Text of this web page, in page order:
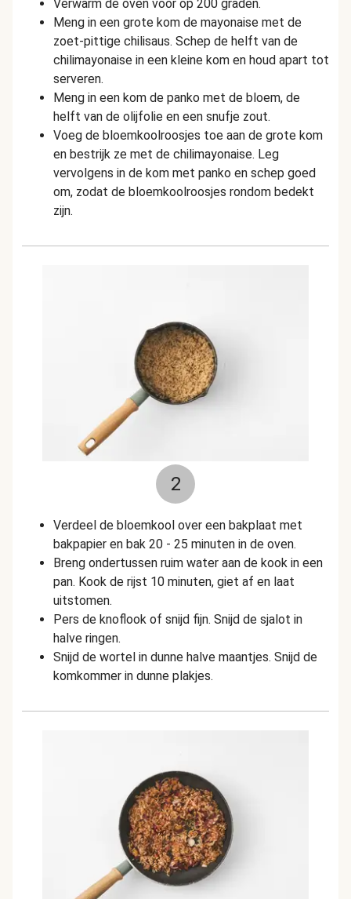
Verwarm de oven voor op 200 graden.
Meng in een grote kom de mayonaise met de
zoet-pittige chilisaus. Schep de helft van de
chilimayonaise in een kleine kom en houd apart tot
serveren.
Meng in een kom de panko met de bloem, de
helft van de olijfolie en een snufje zout.
Voeg de bloemkoolroosjes toe aan de grote kom
en bestrijk ze met de chilimayonaise. Leg
vervolgens in de kom met panko en schep goed
om, zodat de bloemkoolroosjes rondom bedekt
zijn.
2
Verdeel de bloemkool over een bakplaat met
bakpapier en bak 20 - 25 minuten in de oven.
Breng ondertussen ruim water aan de kook in een
pan. Kook de rijst 10 minuten, giet af en laat
uitstomen.
Pers de knoflook of snijd fijn. Snijd de sjalot in
halve ringen.
Snijd de wortel in dunne halve maantjes. Snijd de
komkommer in dunne plakjes.